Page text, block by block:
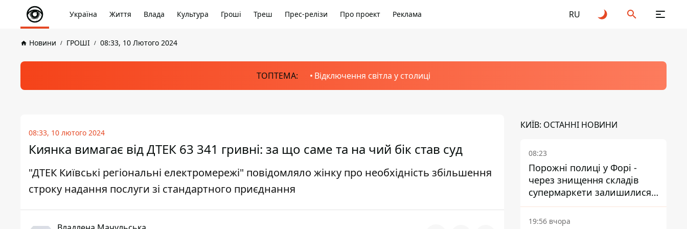
Україна Життя Влада Культура Гроші Треш Прес-релізи Про проект Реклама RU
Новини ГРОШІ 08:33, 10 Лютого 2024
ТОПТЕМА: Відключення світла у столиці
08:33, 10 лютого 2024
Киянка вимагає від ДТЕК 63 341 гривні: за що саме та на чий бік став суд
"ДТЕК Київські регіональні електромережі" повідомляло жінку про необхідність збільшення
строку надання послуги зі стандартного приєднання
КИЇВ: ОСТАННІ НОВИНИ
08:23
Порожні полиці у Форі -
через знищення складів
супермаркети залишилися
без асортименту
19:56 вчора